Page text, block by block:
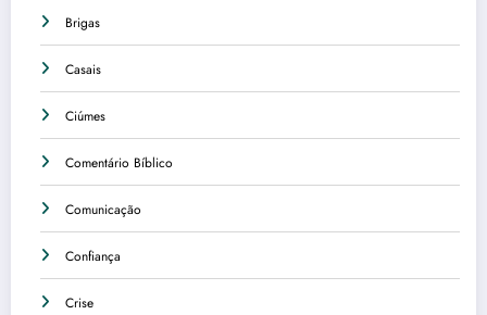
Brigas
Casais
Ciúmes
Comentário Bíblico
Comunicação
Confiança
Crise